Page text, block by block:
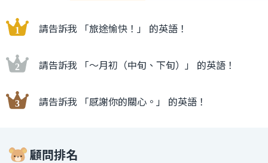
請告訴我 「旅途愉快！」 的英語！
請告訴我 「〜月初（中旬、下旬）」 的英語！
請告訴我 「感謝你的關心。」 的英語！
顧問排名